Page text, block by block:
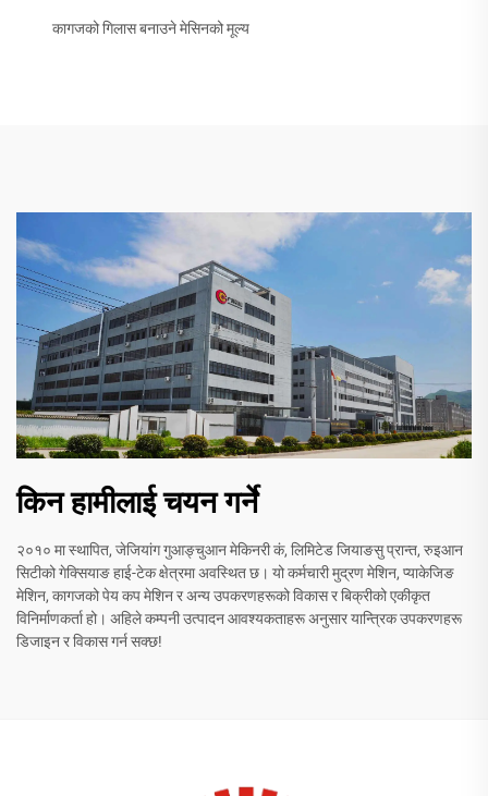
कागजको गिलास बनाउने मेसिनको मूल्य
किन हामीलाई चयन गर्ने
२०१० मा स्थापित, जेजियांग गुआङ्चुआन मेकिनरी कं, लिमिटेड जियाङसु प्रान्त, रुइआन
सिटीको गेक्सियाङ हाई-टेक क्षेत्रमा अवस्थित छ। यो कर्मचारी मुद्रण मेशिन, प्याकेजिङ
मेशिन, कागजको पेय कप मेशिन र अन्य उपकरणहरूको विकास र बिक्रीको एकीकृत
विनिर्माणकर्ता हो। अहिले कम्पनी उत्पादन आवश्यकताहरू अनुसार यान्त्रिक उपकरणहरू
डिजाइन र विकास गर्न सक्छ!